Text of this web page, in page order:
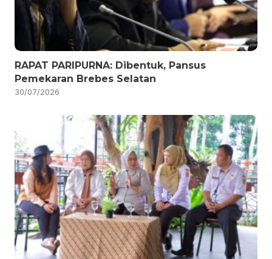
RAPAT PARIPURNA: Dibentuk, Pansus
Pemekaran Brebes Selatan
30/07/2026